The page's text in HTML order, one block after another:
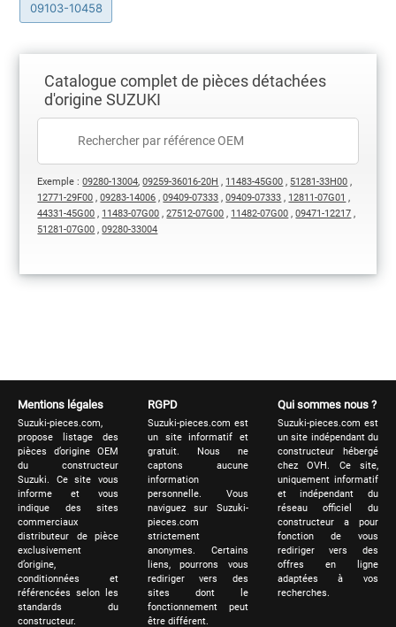
09103-10458
Catalogue complet de pièces détachées
d'origine SUZUKI
Exemple :09280-13004,09259-36016-20H , 11483-45G00 , 51281-33H00 ,
12771-29F00 ,09283-14006 ,09409-07333 ,09409-07333 , 12811-07G01 ,
44331-45G00 , 11483-07G00 ,27512-07G00 , 11482-07G00 ,09471-12217 ,
51281-07G00 ,09280-33004
Mentions légales
Suzuki-pieces.com,
propose listage des
pièces d’origine OEM
du constructeur
Suzuki. Ce site vous
informe et vous
indique des sites
commerciaux
distributeur de pièce
exclusivement
d’origine,
conditionnées et
référencées selon les
standards du
constructeur.
RGPD
Suzuki-pieces.com est
un site informatif et
gratuit. Nous ne
captons aucune
information
personnelle. Vous
naviguez sur Suzuki-
pieces.com
strictement
anonymes. Certains
liens, pourrons vous
rediriger vers des
sites dont le
fonctionnement peut
être différent.
Qui sommes nous ?
Suzuki-pieces.com est
un site indépendant du
constructeur hébergé
chez OVH. Ce site,
uniquement informatif
et indépendant du
réseau officiel du
constructeur a pour
fonction de vous
rediriger vers des
offres en ligne
adaptées à vos
recherches.